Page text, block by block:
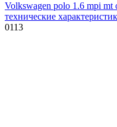
Volkswagen polo 1.6 mpi
технические
0113